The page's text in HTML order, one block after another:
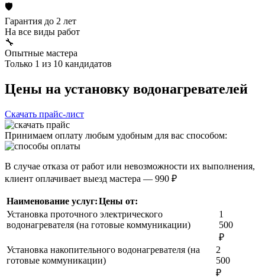
🛡️
Гарантия до 2 лет
На все виды работ
🔧
Опытные мастера
Только 1 из 10 кандидатов
Цены на установку водонагревателей
Скачать прайс-лист
Принимаем оплату любым удобным для вас способом:
В случае отказа от работ или невозможности их выполнения,
клиент оплачивает выезд мастера — 990 ₽
Наименование услуг:Цены от:
Установка проточного электрического
водонагревателя (на готовые коммуникации)
1
500
₽
Установка накопительного водонагревателя (на
готовые коммуникации)
2
500
₽